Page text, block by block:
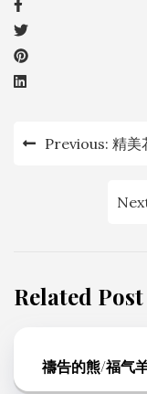
产
择
选
文 Previous: 精美
Related
禱告的熊/福气